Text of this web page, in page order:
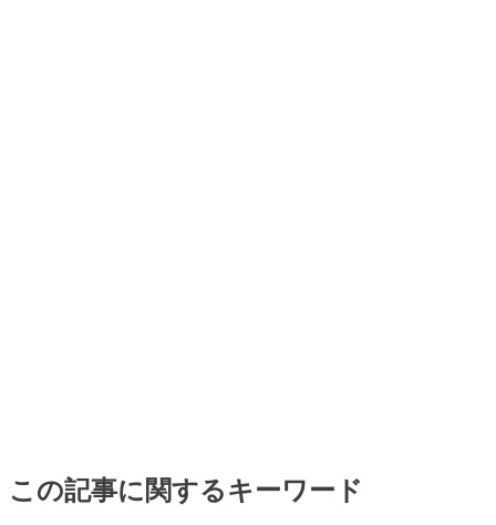
この記事に関するキーワード